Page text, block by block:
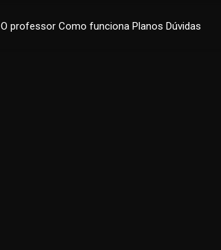
O professor Como funciona Planos Dúvidas